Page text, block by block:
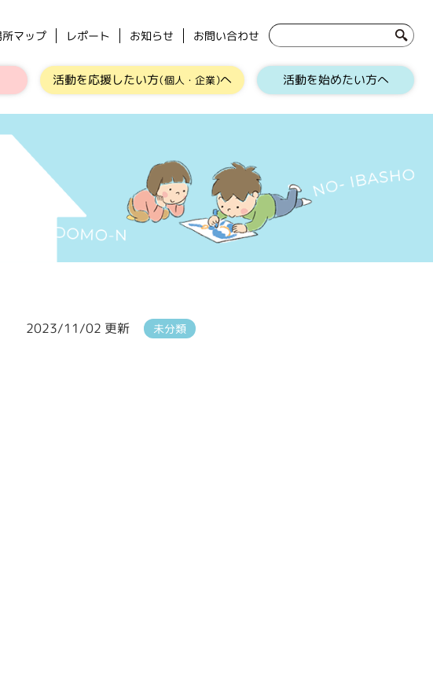
所マップ レポート お知らせ お問い合わせ
活動を応援したい方（個人・企業）へ 活動を始めたい方へ
2023/11/02 更新 未分類